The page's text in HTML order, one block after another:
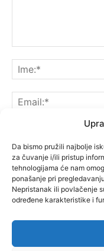
Da bismo pružili najbolje
za čuvanje i/ili pristup
tehnologijama će nam
ponašanje pri
Nepristanak ili povlačenje
određene karakteristike i
Spremite moje ime,
pregledniku sljedeći